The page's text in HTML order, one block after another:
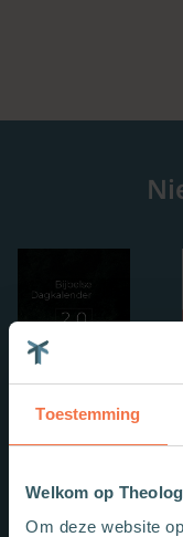
Toestemming
Welkom op
Om deze website